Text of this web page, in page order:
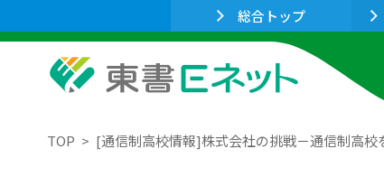
総合トップ
TOP [通信制高校情報]株式会社の挑戦－通信制高校